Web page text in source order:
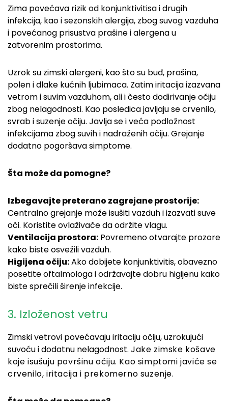
Zima povećava rizik od konjunktivitisa i drugih
infekcija, kao i sezonskih alergija, zbog suvog vazduha
i povećanog prisustva prašine i alergena u
zatvorenim prostorima.
Uzrok su zimski alergeni, kao što su buđ, prašina,
polen i dlake kućnih ljubimaca. Zatim iritacija izazvana
vetrom i suvim vazduhom, ali i često dodirivanje očiju
zbog nelagodnosti. Kao posledica javljaju se crvenilo,
svrab i suzenje očiju. Javlja se i veća podložnost
infekcijama zbog suvih i nadraženih očiju. Grejanje
dodatno pogoršava simptome.
Šta može da pomogne?
Izbegavajte preterano zagrejane prostorije:
Centralno grejanje može isušiti vazduh i izazvati suve
oči. Koristite ovlaživače da održite vlagu.
Ventilacija prostora: Povremeno otvarajte prozore
kako biste osvežili vazduh.
Higijena očiju:Ako dobijete konjunktivitis, obavezno
posetite oftalmologa i održavajte dobru higijenu kako
biste sprečili širenje infekcije.
3. Izloženost vetru
Zimski vetrovi povećavaju iritaciju očiju, uzrokujući
suvoću i dodatnu nelagodnost. Jake zimske košave
koje isušuju površinu očiju. Kao simptomi javiće se
crvenilo, iritacija i prekomerno suzenje.